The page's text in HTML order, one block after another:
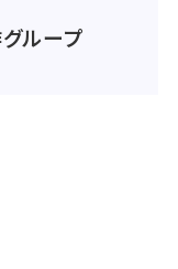
ループ